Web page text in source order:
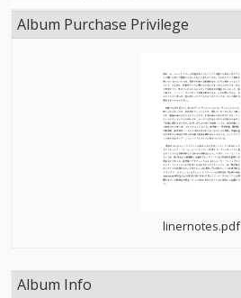
Album Purchase Privilege
linernotes.pdf
Album Info